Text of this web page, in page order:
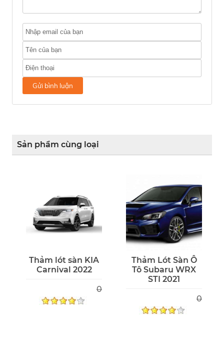
Gửi bình luận
Sản phẩm cùng loại
Thảm lót sàn KIA
Carnival 2022
0
Thảm Lót Sàn Ô
Tô Subaru WRX
STI 2021
0